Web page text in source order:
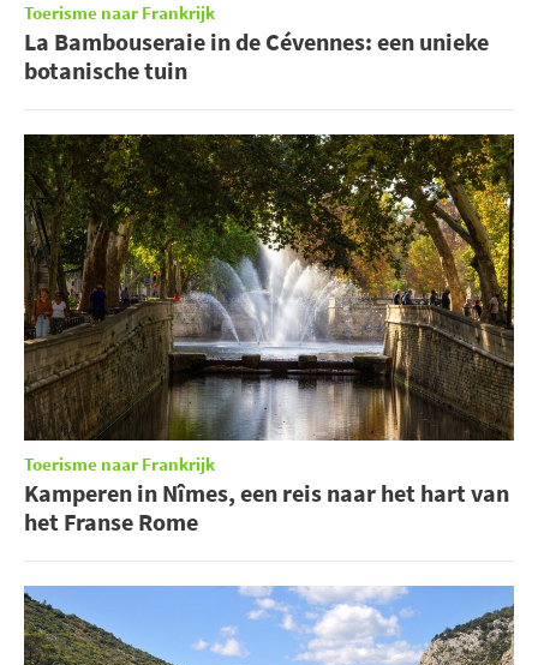
Toerisme naar Frankrijk
La Bambouseraie in de Cévennes: een unieke
botanische tuin
Toerisme naar Frankrijk
Kamperen in Nîmes, een reis naar het hart van
het Franse Rome